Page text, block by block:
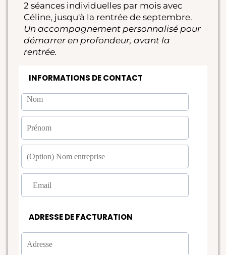
2 séances individuelles par mois avec
Céline, jusqu'à la rentrée de septembre.
Un accompagnement personnalisé pour
démarrer en profondeur, avant la
rentrée.
INFORMATIONS DE CONTACT
ADRESSE DE FACTURATION